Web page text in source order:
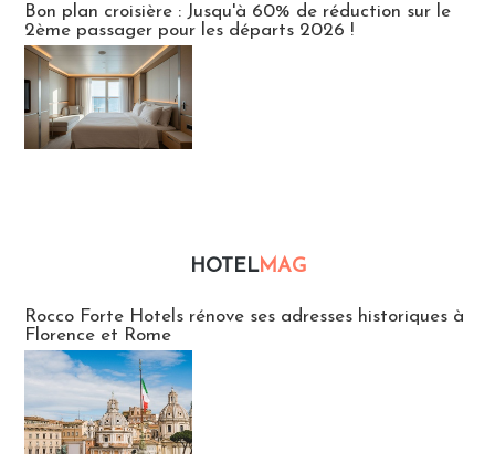
Bon plan croisière : Jusqu'à 60% de réduction sur le
2ème passager pour les départs 2026 !
HOTELMAG
Rocco Forte Hotels rénove ses adresses historiques à
Florence et Rome